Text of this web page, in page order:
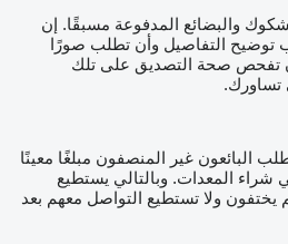
والبضائع المدفوعة مسبقًا. إن
التفاصيل وأن تطلب صورًا
تفحص صحة التصديق على تلك
تساورك.
البائعون غير المنصفون مبلغًا معينًا
المعدات. وبالتالي يستطيع
يختفون ولا تستطيع التواصل معهم بعد